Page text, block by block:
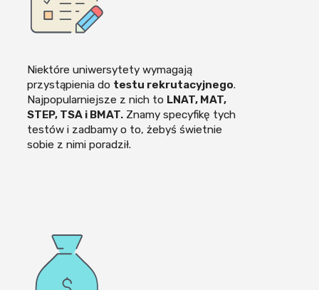
Niektóre uniwersytety wymagają
przystąpienia do testu rekrutacyjnego.
Najpopularniejsze z nich to LNAT, MAT,
STEP, TSA i BMAT. Znamy specyfikę tych
testów i zadbamy o to, żebyś świetnie
sobie z nimi poradził.